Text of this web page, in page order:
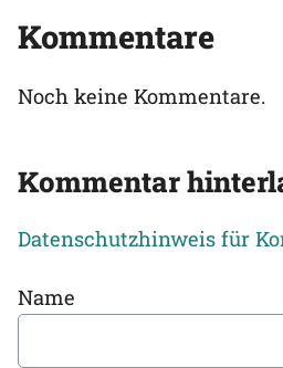
Kommentare
Noch keine Kommentare.
Kommentar
Datenschutzhinweis für
Name